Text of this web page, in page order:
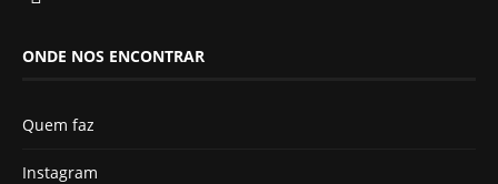
ONDE NOS ENCONTRAR
Quem faz
Instagram